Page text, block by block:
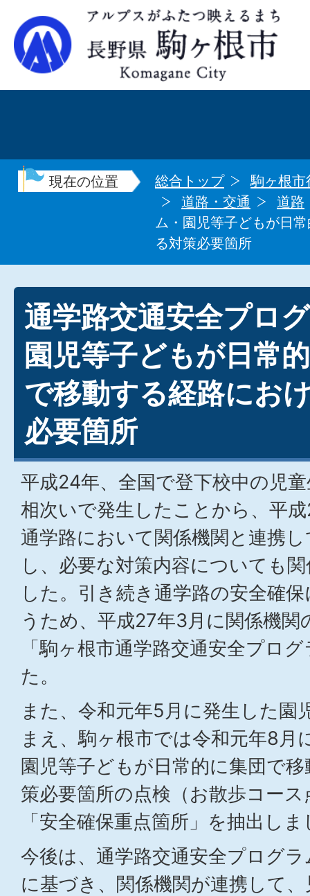
現在の位置 総合トップ
駒ヶ根市
道路・交通
道路
ム・園児等子どもが日
る対策必要箇所
通学路交通安全プロ
園児等子どもが日常
で移動する経路にお
必要箇所
平成24年、全国で登下校中の児
相次いで発生したことから、平
通学路において関係機関と連携
し、必要な対策内容についても
した。引き続き通学路の安全確
うため、平成27年3月に関係機関
「駒ヶ根市通学路交通安全プロ
た。
また、令和元年5月に発生した園
まえ、駒ヶ根市では令和元年8月
園児等子どもが日常的に集団で
策必要箇所の点検（お散歩コー
「安全確保重点箇所」を抽出し
今後は、通学路交通安全プログ
に基づき、関係機関が連携して